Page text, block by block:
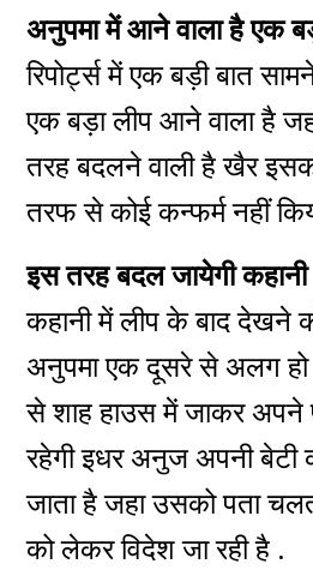
अनुपमा में आने वाला है एक
रिपोर्ट्स में एक बड़ी बात
एक बड़ा लीप आने वाला है
तरह बदलने वाली है खैर
तरफ से कोई कन्फर्म नहीं
इस तरह बदल जायेगी कहानी
कहानी में लीप के बाद देखने
अनुपमा एक दूसरे से अलग हो
से शाह हाउस में जाकर अपने
रहेगी इधर अनुज अपनी बेटी
जाता है जहा उसको पता
को लेकर विदेश जा रही है .